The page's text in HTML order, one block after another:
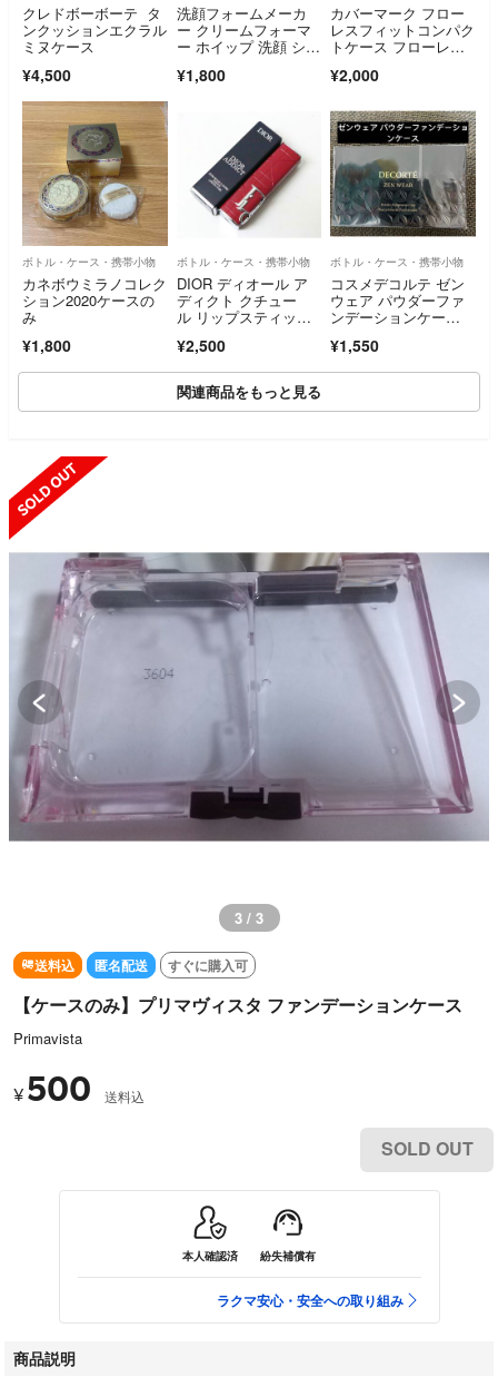
クレドボーボーテ タ
ンクッションエクラル
ミヌケース
¥4,500
洗顔フォームメーカ
ー クリームフォーマ
ー ホイップ 洗顔 シャ
¥1,800
カバーマーク フロー
レスフィットコンパク
トケース フローレス
¥2,000
ボトル・ケース・携帯小物
カネボウミラノコレク
ション2020ケースの
み
¥1,800
ボトル・ケース・携帯小物
DIOR ディオール ア
ディクト クチュー
ル リップスティッ
¥2,500
ボトル・ケース・携帯小物
コスメデコルテ ゼン
ウェア パウダーファ
ンデーションケー
¥1,550
関連商品をもっと見る
3 / 3
送料込 匿名配送 すぐに購入可
【ケースのみ】プリマヴィスタ ファンデーションケース
Primavista
¥ 500 送料込
SOLD OUT
本人確認済 紛失補償有
ラクマ安心・安全への取り組み
商品説明